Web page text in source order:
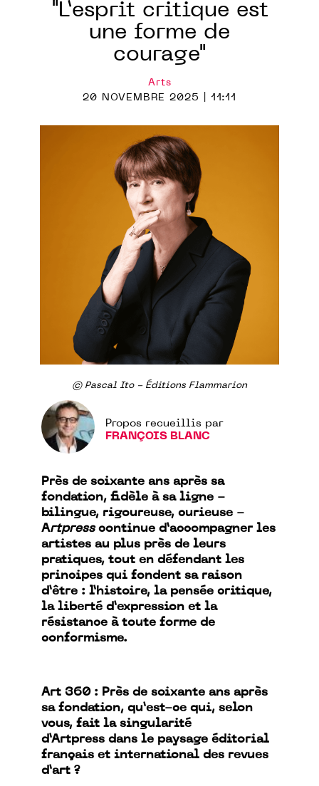
"L’esprit critique est
une forme de
courage"
Arts
20 NOVEMBRE 2025 | 11:11
© Pascal Ito - Éditions Flammarion
Propos recueillis par
FRANÇOIS BLANC
Près de soixante ans après sa
fondation, fidèle à sa ligne -
bilingue, rigoureuse, curieuse -
Artpresscontinue d’accompagner les
artistes au plus près de leurs
pratiques, tout en défendant les
principes qui fondent sa raison
d’être : l’histoire, la pensée critique,
la liberté d’expression et la
résistance à toute forme de
conformisme.
Art 360 : Près de soixante ans après
sa fondation, qu’est-ce qui, selon
vous, fait la singularité
d’Artpress dans le paysage éditorial
français et international des revues
d’art ?